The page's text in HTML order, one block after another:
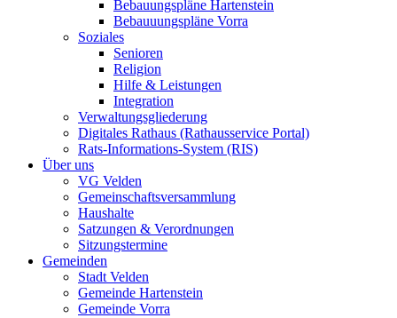
Bebauungspläne Hartenstein
Bebauuungspläne Vorra
Soziales
Senioren
Religion
Hilfe & Leistungen
Integration
Verwaltungsgliederung
Digitales Rathaus (Rathausservice Portal)
Rats-Informations-System (RIS)
Über uns
VG Velden
Gemeinschaftsversammlung
Haushalte
Satzungen & Verordnungen
Sitzungstermine
Gemeinden
Stadt Velden
Gemeinde Hartenstein
Gemeinde Vorra